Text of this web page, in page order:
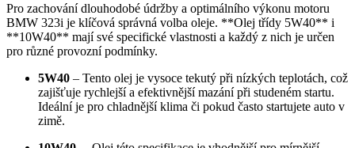
Pro⁢ zachování dlouhodobé ​údržby a​ optimálního ⁣výkonu ‌motoru
BMW ‍323i ​je⁤ klíčová správná volba oleje. **Olej třídy 5W40** i
**10W40** mají⁤ své ⁢specifické vlastnosti⁣ a každý​ z nich je ‌určen
pro‍ různé provozní podmínky.
5W40 – Tento olej je vysoce ⁣tekutý při nízkých teplotách, což
zajišťuje rychlejší ‌a⁢ efektivnější mazání při studeném startu.
⁢Ideální je ⁣pro chladnější klima ‍či ​pokud často startujete auto v
zimě.